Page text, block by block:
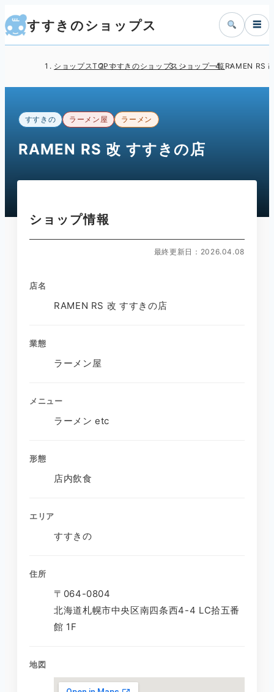
すすきのショップス ☰
ショップスTOPすすきのショップス ショップ一覧RAMEN RS
すすきの ラーメン屋 ラーメン
RAMEN RS 改 すすきの店
ショップ情報
最終更新日：2026.04.08
店名
RAMEN RS 改 すすきの店
業態
ラーメン屋
メニュー
ラーメン etc
形態
店内飲食
エリア
すすきの
住所
〒064-0804
北海道札幌市中央区南四条西4-4 LC拾五番
館 1F
地図